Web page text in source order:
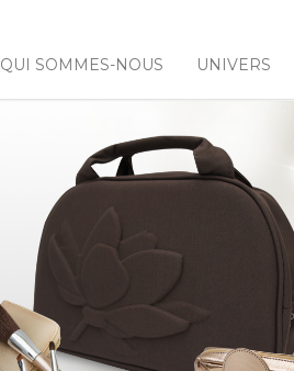
QUI SOMMES-NOUS UNIVERS